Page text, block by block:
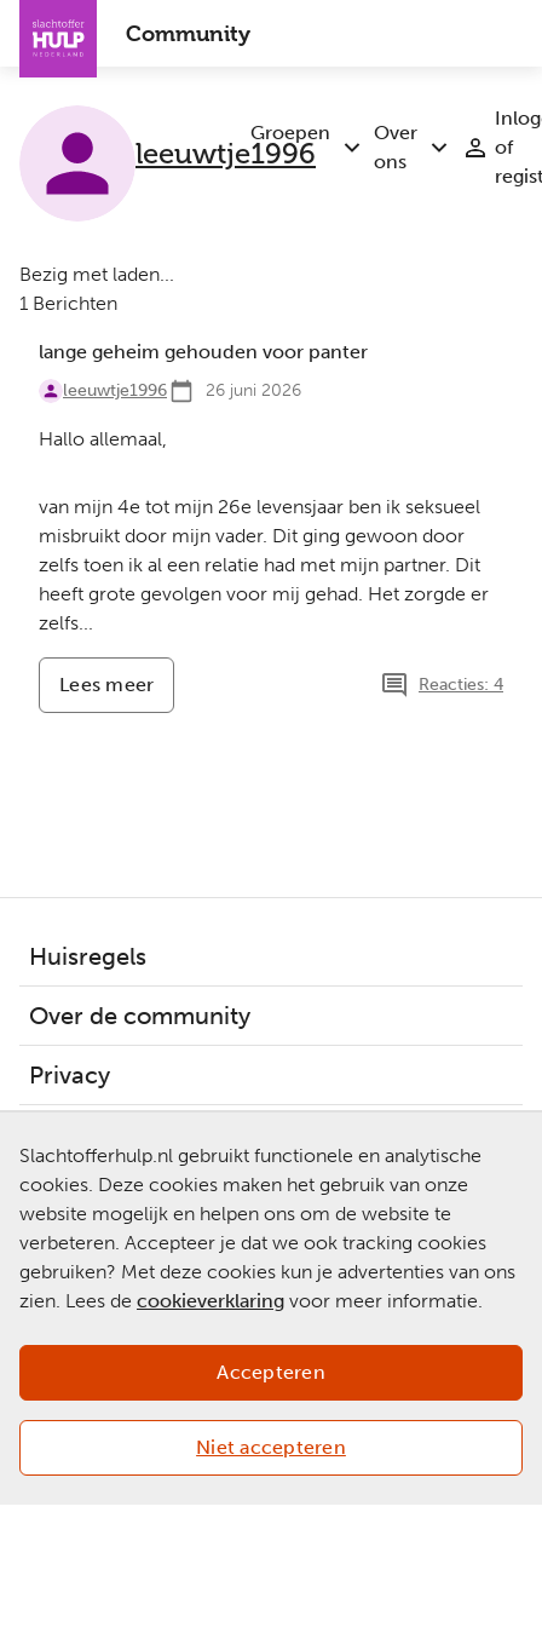
Slachtofferhulp.nl gebruikt functionele en analytische
cookies. Deze cookies maken het gebruik van onze
website mogelijk en helpen ons om de website te
verbeteren. Accepteer je dat we ook tracking cookies
gebruiken? Met deze cookies kun je advertenties van ons
zien. Lees de cookieverklaring voor meer informatie.
Niet accepteren
Accepteren
Overslaan
naar
inhoud
gaan
Community
Groepen
Submenu
Over
ons
Submenu
of
leeuwtje1996
Bezig met laden...
1 Berichten
lange geheim gehouden voor panter
leeuwtje1996 26 juni 2026
Hallo allemaal,
van mijn 4e tot mijn 26e levensjaar ben ik seksueel
misbruikt door mijn vader. Dit ging gewoon door
zelfs toen ik al een relatie had met mijn partner. Dit
heeft grote gevolgen voor mij gehad. Het zorgde er
zelfs...
Lees meer
lange
Reacties: 4
Huisregels
Over de community
Privacy
Hulp nodig?
Neem contact op met een
van onze medewerkers.
Ga naar
Slachtofferhulp.nl
Chat met een